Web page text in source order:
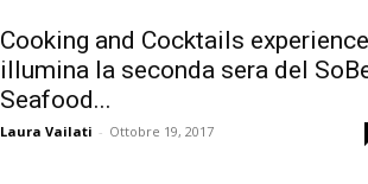
Cooking and Cocktails experience
illumina la seconda sera del
Seafood...
Laura Vailati - Ottobre 19, 2017